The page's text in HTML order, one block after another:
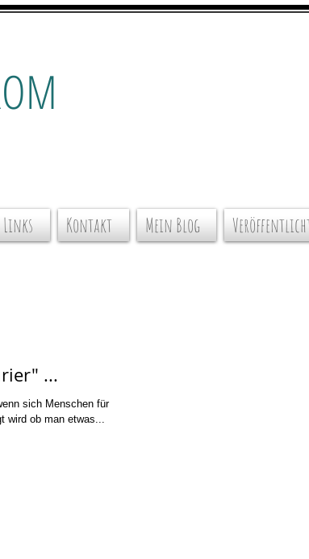
...
sich Menschen für
wird ob man etwas...
Links Kontakt Mein Blog